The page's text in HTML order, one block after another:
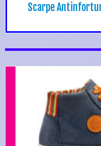
Scarpe